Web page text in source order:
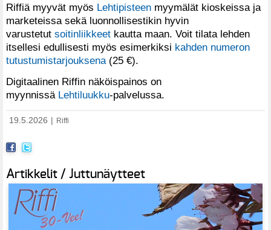
Riffiä myyvät myös Lehtipisteen myymälät kioskeissa ja
marketeissa sekä luonnollisestikin hyvin
varustetut soitinliikkeet kautta maan. Voit tilata lehden
itsellesi edullisesti myös esimerkiksi kahden numeron
tutustumistarjouksena (25 €).
Digitaalinen Riffin näköispainos on
myynnissä Lehtiluukku-palvelussa.
19.5.2026 Riffi
Artikkelit / Juttunäytteet